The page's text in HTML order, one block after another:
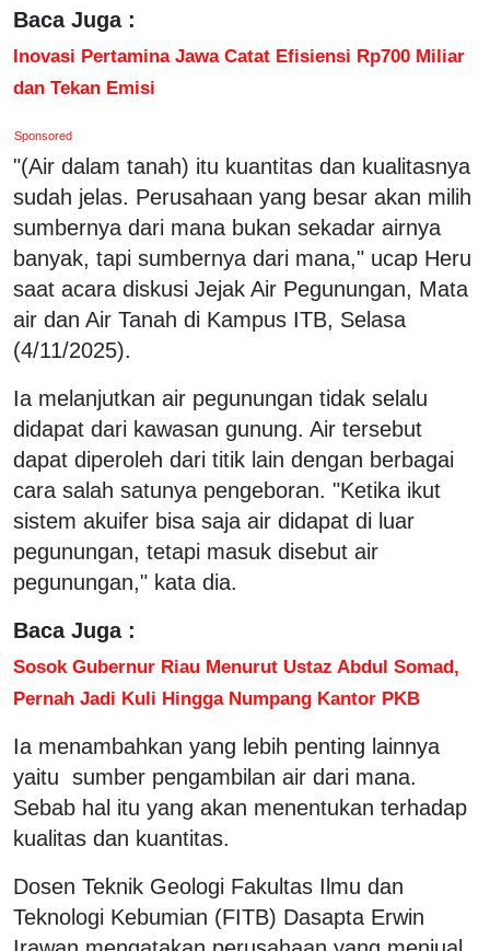
Baca Juga :
Inovasi Pertamina Jawa Catat Efisiensi Rp700 Miliar
dan Tekan Emisi
Sponsored
"(Air dalam tanah) itu kuantitas dan kualitasnya
sudah jelas. Perusahaan yang besar akan milih
sumbernya dari mana bukan sekadar airnya
banyak, tapi sumbernya dari mana," ucap Heru
saat acara diskusi Jejak Air Pegunungan, Mata
air dan Air Tanah di Kampus ITB, Selasa
(4/11/2025).
Ia melanjutkan air pegunungan tidak selalu
didapat dari kawasan gunung. Air tersebut
dapat diperoleh dari titik lain dengan berbagai
cara salah satunya pengeboran. "Ketika ikut
sistem akuifer bisa saja air didapat di luar
pegunungan, tetapi masuk disebut air
pegunungan," kata dia.
Baca Juga :
Sosok Gubernur Riau Menurut Ustaz Abdul Somad,
Pernah Jadi Kuli Hingga Numpang Kantor PKB
Ia menambahkan yang lebih penting lainnya
yaitu sumber pengambilan air dari mana.
Sebab hal itu yang akan menentukan terhadap
kualitas dan kuantitas.
Dosen Teknik Geologi Fakultas Ilmu dan
Teknologi Kebumian (FITB) Dasapta Erwin